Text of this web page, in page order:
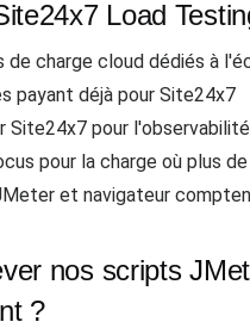
Load
de charge cloud dédiés à
payant déjà pour Site24x7
Site24x7 pour
pour la charge où plus de
et navigateur
nos scripts
?